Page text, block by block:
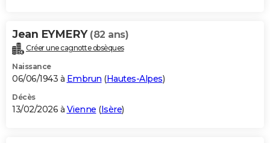
Jean EYMERY (82 ans)
Créer une cagnotte obsèques
Naissance
06/06/1943 à Embrun (Hautes-Alpes)
Décès
13/02/2026 à Vienne (Isère)